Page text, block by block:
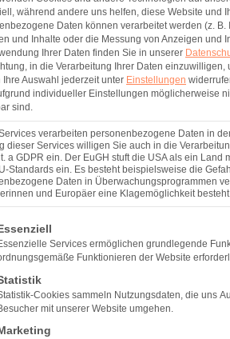
während andere uns helfen, diese Website und
Daten können verarbeitet werden (z.
und Inhalte oder die Messung von Anzeigen und
Ihrer Daten finden Sie in unserer
in die Verarbeitung Ihrer Daten einzuwilligen,
Ihre Auswahl jederzeit unter Einstellungen
individueller Einstellungen möglicherweise
sind.
verarbeiten personenbezogene Daten in
dieser Services willigen Sie auch in die
a GDPR ein. Der EuGH stuft die USA als ein Land
Standards ein. Es besteht beispielsweise die
Daten in Überwachungsprogrammen
und Europäer eine Klagemöglichkeit
eine Liste der Service-Gruppen, für
Services ermöglichen grundlegende
Funktionieren der Website
Cookies sammeln Nutzungsdaten, die uns
mit unserer Website umgehen.